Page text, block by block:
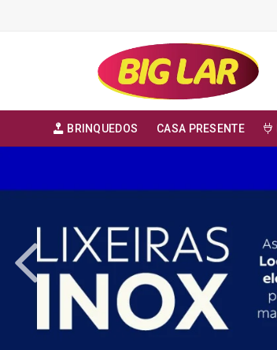
BRINQUEDOS CASA PRESENTE